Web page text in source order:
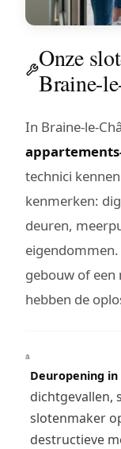
Onze
Braine-
In Braine-le-
technici
kenmerken:
deuren,
gebouw of
hebben de
Deuropening
dichtgevallen,
slotenmaker
destructieve